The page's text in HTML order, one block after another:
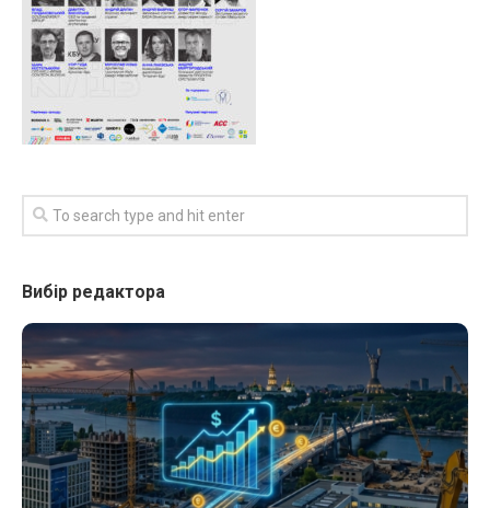
Вибір редактора